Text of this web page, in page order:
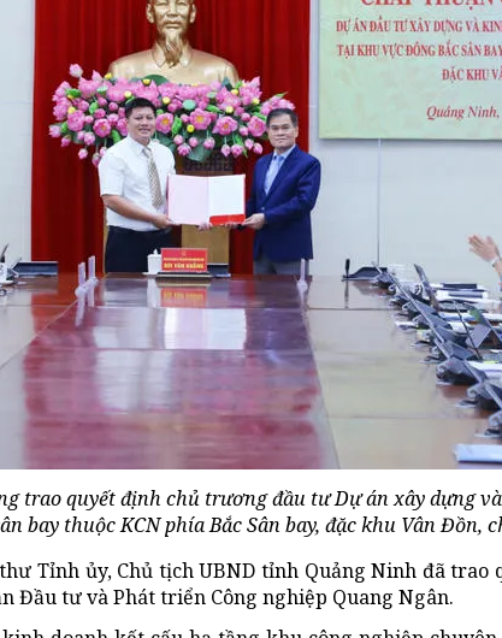
trao quyết định chủ trương đầu tư Dự án xây dựng
bay thuộc KCN phía Bắc Sân bay, đặc khu Vân Đồn,
Tỉnh ủy, Chủ tịch UBND tỉnh Quảng Ninh đã
Đầu tư và Phát triển Công nghiệp Quang Ngân.